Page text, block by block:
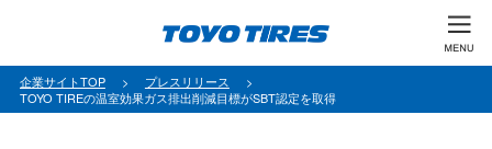
パ
ン
企業サイトTOP
プレスリリース
TOYO TIREの温室効果ガス排出削減目標がSBT認定を取得